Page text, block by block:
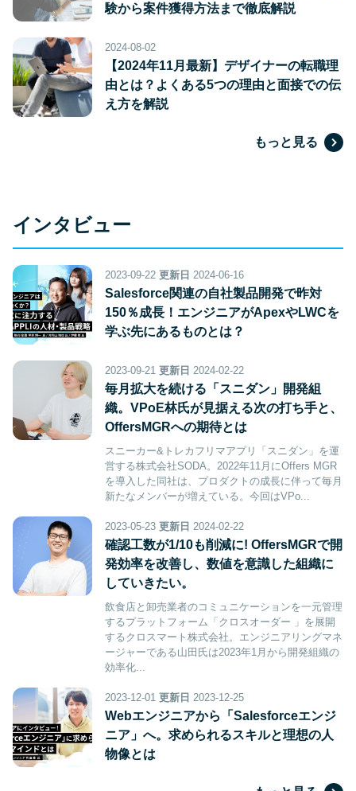
験から案件獲得方法まで徹底解説
2024-08-02
【2024年11月最新】デザイナーの転職理
由とは？よくある5つの理由と面接での伝
え方を解説
もっと見る
インタビュー
2023-09-22 更新日 2024-06-16
Salesforce関連の自社製品開発で昨対
150％成長！エンジニアがApexやLWCを
学ぶ先にあるものとは？
2023-09-21 更新日 2024-02-22
毎月拡大を続ける「スニダン」開発組
織。VPoE林氏が見据える次の打ち手と、
OffersMGRへの期待とは
スニーカー&トレカフリマアプリ「スニダン」を運
営する株式会社SODA。2022年11月にOffers MGR
を導入した同社は、プロダクトの成長に伴って毎月
新たなメンバーが増えている。今回はVPo...
2023-05-23 更新日 2024-02-22
確認工数が1/10も削減に! OffersMGRで開
発効率を改善し、数値を意識した組織に
していきたい。
飲食店と卸売業者のコミュニケーションを一元管理
するプラットフォーム「クロスオーダー 」を展開
するクロスマート株式会社。エンジニアリングマネ
ージャーである山田氏は2023年1月から開発組織の
効率化...
2023-12-01 更新日 2023-12-25
Webエンジニアから「Salesforceエンジ
ニア」へ。求められるスキルと理想の人
物像とは